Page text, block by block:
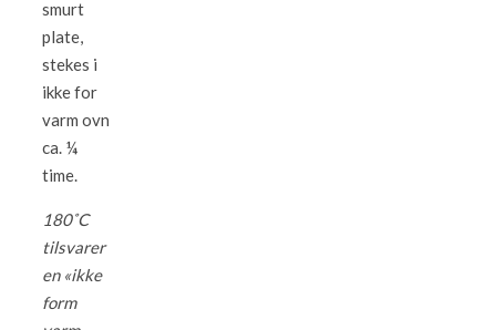
smurt
plate,
stekes i
ikke for
varm ovn
ca. ¼
time.
180˚C
tilsvarer
en «ikke
form